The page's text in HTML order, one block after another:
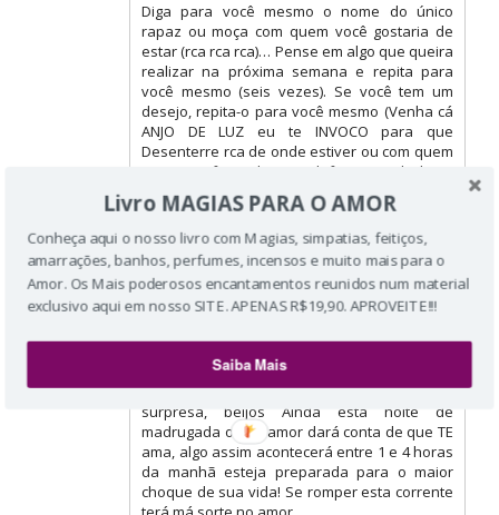
Diga para você mesmo o nome do único
rapaz ou moça com quem você gostaria de
estar (rca rca rca)… Pense em algo que queira
realizar na próxima semana e repita para
você mesmo (seis vezes). Se você tem um
desejo, repita-o para você mesmo (Venha cá
ANJO DE LUZ eu te INVOCO para que
Desenterre rca de onde estiver ou com quem
estiver e faça ela ME telefonar ainda hoje,
Apaixonada e Arrependida, desenterre tudo
que esta impedindo que rca venha para MIM,
afaste todos aqueles que tem contribuído
para o nosso afastamento e que ela rca não
pense mais nos outros… mas somente em
MIM. Que ela ME telefone e ME AME. Agradeço
por este seu misterioso poder que sempre dá
vezes em in forum diferente esta simpatia
abaixo e logo em 48hs você terá uma linda
surpresa, beijos Ainda esta noite de
madrugada o TEU amor dará conta de que TE
ama, algo assim acontecerá entre 1 e 4 horas
da manhã esteja preparada para o maior
choque de sua vida! Se romper esta corrente
Livro MAGIAS PARA O AMOR
Conheça aqui o nosso livro com Magias, simpatias, feitiços,
amarrações, banhos, perfumes, incensos e muito mais para o
Amor. Os Mais poderosos encantamentos reunidos num material
exclusivo aqui em nosso SITE. APENAS R$19,90. APROVEITE!!!
Saiba Mais